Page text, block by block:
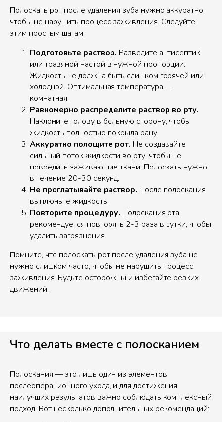
Полоскать рот после удаления зуба нужно аккуратно,
чтобы не нарушить процесс заживления. Следуйте
этим простым шагам:
Подготовьте раствор. Разведите антисептик
или травяной настой в нужной пропорции.
Жидкость не должна быть слишком горячей или
холодной. Оптимальная температура —
комнатная.
Равномерно распределите раствор во рту.
Наклоните голову в больную сторону, чтобы
жидкость полностью покрыла рану.
Аккуратно полощите рот. Не создавайте
сильный поток жидкости во рту, чтобы не
повредить заживающие ткани. Полоскать нужно
в течение 20-30 секунд.
Не проглатывайте раствор. После полоскания
выплюньте жидкость.
Повторите процедуру. Полоскания рта
рекомендуется повторять 2-3 раза в сутки, чтобы
удалить загрязнения.
Помните, что полоскать рот после удаления зуба не
нужно слишком часто, чтобы не нарушить процесс
заживления. Будьте осторожны и избегайте резких
движений.
Что делать вместе с полосканием
Полоскания — это лишь один из элементов
послеоперационного ухода, и для достижения
наилучших результатов важно соблюдать комплексный
подход. Вот несколько дополнительных рекомендаций: